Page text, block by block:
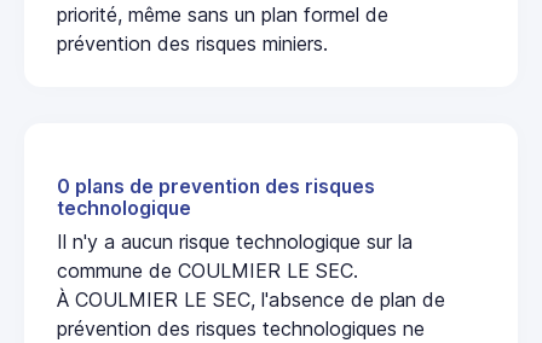
priorité, même sans un plan formel de
prévention des risques miniers.
0 plans de prevention des risques
technologique
Il n'y a aucun risque technologique sur la
commune de COULMIER LE SEC.
À COULMIER LE SEC, l'absence de plan de
prévention des risques technologiques ne